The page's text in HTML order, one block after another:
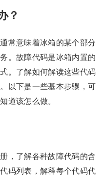
？
常意味着冰箱的某个部分
。故障代码是冰箱内置的
。了解如何解读这些代码
以下是一些基本步骤，可
道该怎么做。
，了解各种故障代码的含
码列表，解释每个代码代